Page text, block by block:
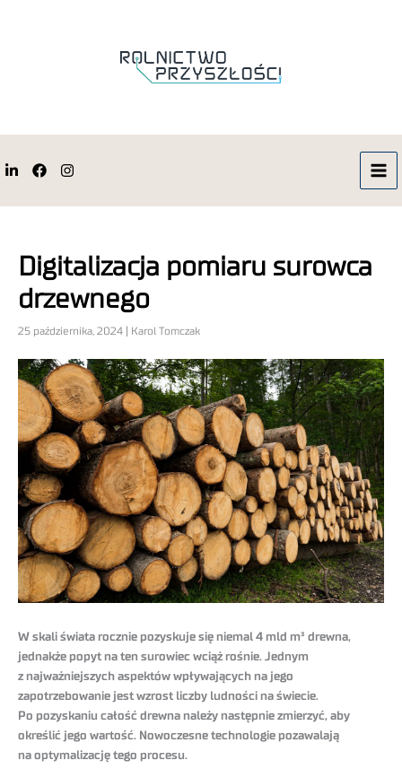
Digitalizacja pomiaru surowca
drzewnego
25 października, 2024 | Karol Tomczak
W skali świata rocznie pozyskuje się niemal 4 mld m³ drewna,
jednakże popyt na ten surowiec wciąż rośnie. Jednym
z najważniejszych aspektów wpływających na jego
zapotrzebowanie jest wzrost liczby ludności na świecie.
Po pozyskaniu całość drewna należy następnie zmierzyć, aby
określić jego wartość. Nowoczesne technologie pozawalają
na optymalizację tego procesu.